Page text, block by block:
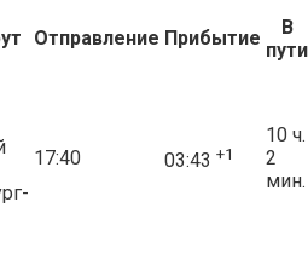
Отправление Прибытие
В
пути
17:40 03:43 +1
10 ч.
2
мин.